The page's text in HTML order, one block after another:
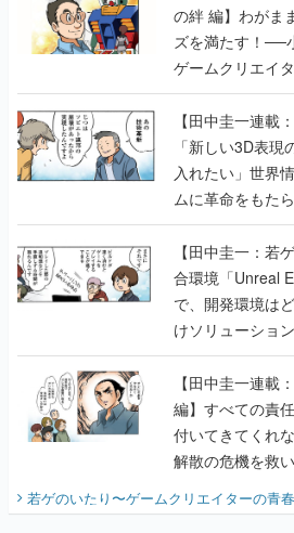
【若ゲのいたり
【田中圭一連載
「新しい3D表現
入れたい」世界
ムに革命をもた
のいたり】
【田中圭一：若
合環境「Unreal
で、開発環境は
けソリューショ
に行って、より
【田中圭一連載
編】すべての責
付いてきてくれ
解散の危機を救
開く。業界の快
『少年ジャンプ
り】
若ゲのいたり〜ゲームクリエイターの青